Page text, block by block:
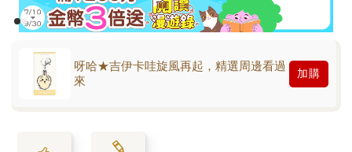
呀哈★吉伊卡哇旋風再起，精選周邊看過
來
加購